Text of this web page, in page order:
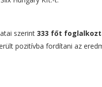
szerint 333 főt
pozitívba fordítani az